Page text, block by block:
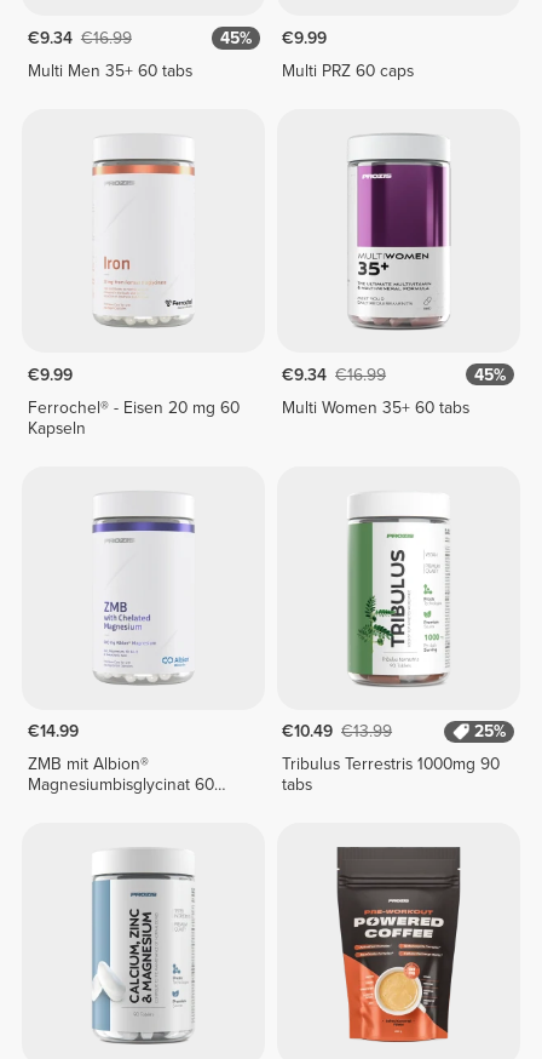
€9.34 €16.99
45%
Multi Men 35+ 60 tabs
€9.99
Multi PRZ 60 caps
€9.99
Ferrochel® - Eisen 20 mg 60
Kapseln
€9.34 €16.99
45%
Multi Women 35+ 60 tabs
€14.99
ZMB mit Albion®
Magnesiumbisglycinat 60
€10.49 €13.99
25%
Tribulus Terrestris 1000mg 90
tabs